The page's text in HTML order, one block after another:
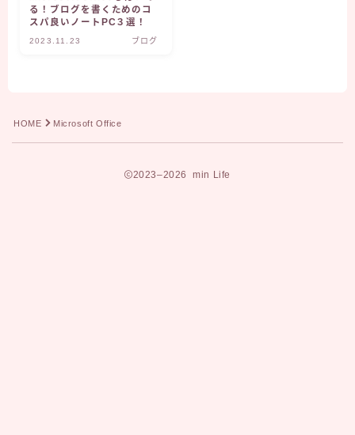
る！ブログを書くためのコ
スパ良いノートPC３選！
2023.11.23 ブログ
HOME Microsoft Office
2023–2026 min Life